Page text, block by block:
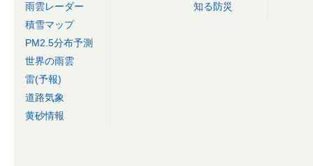
雨雲レーダー
積雪マップ
PM2.5分布予測
世界の雨雲
雷(予報)
道路気象
黄砂情報
知る防災